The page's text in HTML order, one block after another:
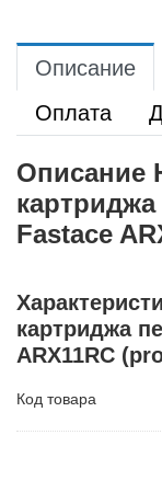
Описание
Оплата
Описание
Fastace
картриджа
ARX11RC
Код товара